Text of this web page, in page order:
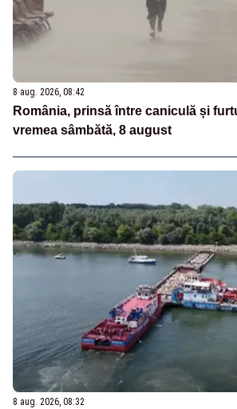
8 aug. 2026, 08:42
România, prinsă între caniculă și
vremea sâmbătă, 8 august
8 aug. 2026, 08:32